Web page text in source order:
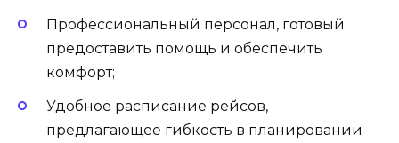
Профессиональный персонал, готовый
предоставить помощь и обеспечить
комфорт;
Удобное расписание рейсов,
предлагающее гибкость в планировании